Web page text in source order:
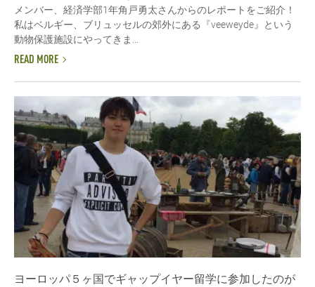
メンバー、経済学部1年角戸勇太さんからのレポートをご紹介！
私はベルギー、ブリュッセルの郊外にある『veeweyde』という
動物保護施設にやってきま...
READ MORE
ヨーロッパ５ヶ国でギャップイヤー留学に参加したのが